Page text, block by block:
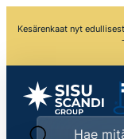
Kesärenkaat nyt